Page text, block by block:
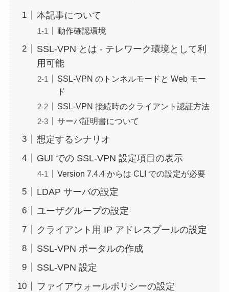
本記事について
動作確認環境
SSL-VPN とは - テレワーク環境として利
用可能
SSL-VPN のトンネルモードと Web モー
ド
SSL-VPN 接続時のクライアント認証方法
サーバ証明書について
想定するシナリオ
GUI での SSL-VPN 設定項目の表示
Version 7.4.4 からは CLI での設定が必要
LDAP サーバの設定
ユーザグループの設定
クライアント用 IP アドレスプールの設定
SSL-VPN ポータルの作成
SSL-VPN 設定
ファイアウォールポリシーの設定